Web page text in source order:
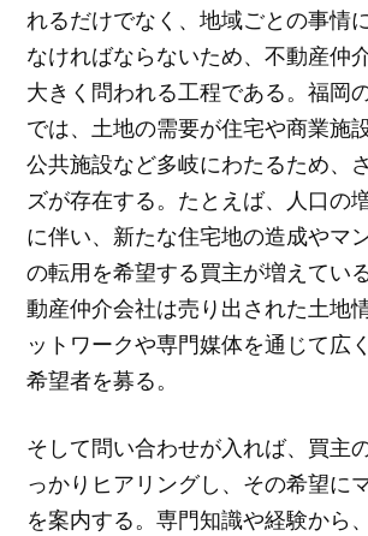
れるだけでなく、地域ごとの事情
なければならないため、不動産仲
大きく問われる工程である。福岡
では、土地の需要が住宅や商業施
公共施設など多岐にわたるため、
ズが存在する。たとえば、人口の
に伴い、新たな住宅地の造成やマ
の転用を希望する買主が増えてい
動産仲介会社は売り出された土地
ットワークや専門媒体を通じて広
希望者を募る。
そして問い合わせが入れば、買主
っかりヒアリングし、その希望に
を案内する。専門知識や経験から